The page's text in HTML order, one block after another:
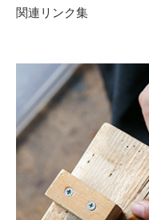
関連リンク集